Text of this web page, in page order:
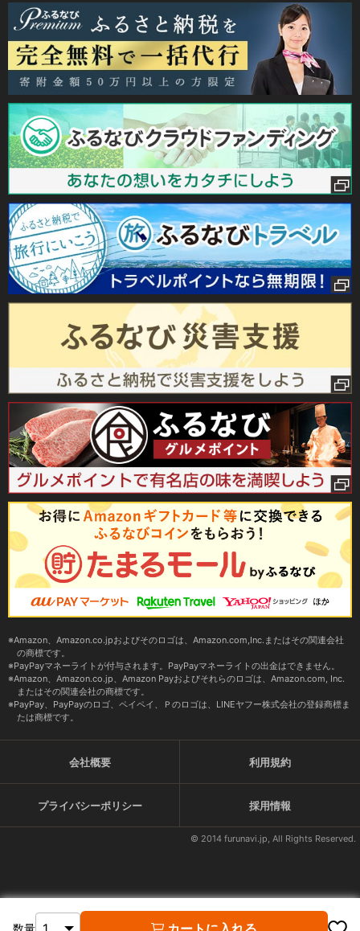
数量
Amazon、Amazon.co.jpおよびそのロゴは、Amazon.com,Inc.またはその関連会社
の商標です。
PayPayマネーライトが付与されます。PayPayマネーライトの出金はできません。
Amazon、Amazon.co.jp、Amazon Payおよびそれらのロゴは、Amazon.com, Inc.
またはその関連会社の商標です。
PayPay、PayPayのロゴ、ペイペイ、Ｐのロゴは、LINEヤフー株式会社の登録商標ま
たは商標です。
会社概要 利用規約
プライバシーポリシー 採用情報
© 2014 furunavi.jp, All Rights Reserved.